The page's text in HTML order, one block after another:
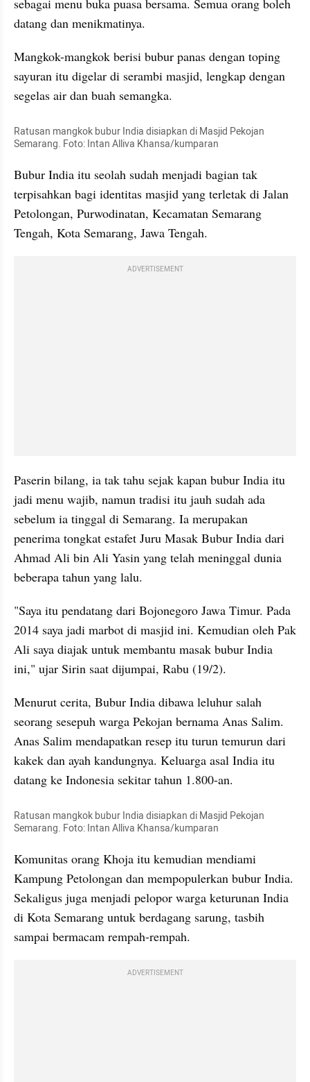
datang dan menikmatinya.
Mangkok-mangkok berisi bubur panas dengan toping
sayuran itu digelar di serambi masjid, lengkap dengan
segelas air dan buah semangka.
Ratusan mangkok bubur India disiapkan di Masjid Pekojan
Semarang. Foto: Intan Alliva Khansa/kumparan
Bubur India itu seolah sudah menjadi bagian tak
terpisahkan bagi identitas masjid yang terletak di Jalan
Petolongan, Purwodinatan, Kecamatan Semarang
Tengah, Kota Semarang, Jawa Tengah.
ADVERTISEMENT
Paserin bilang, ia tak tahu sejak kapan bubur India itu
jadi menu wajib, namun tradisi itu jauh sudah ada
sebelum ia tinggal di Semarang. Ia merupakan
penerima tongkat estafet Juru Masak Bubur India dari
Ahmad Ali bin Ali Yasin yang telah meninggal dunia
beberapa tahun yang lalu.
"Saya itu pendatang dari Bojonegoro Jawa Timur. Pada
2014 saya jadi marbot di masjid ini. Kemudian oleh Pak
Ali saya diajak untuk membantu masak bubur India
ini," ujar Sirin saat dijumpai, Rabu (19/2).
Menurut cerita, Bubur India dibawa leluhur salah
seorang sesepuh warga Pekojan bernama Anas Salim.
Anas Salim mendapatkan resep itu turun temurun dari
kakek dan ayah kandungnya. Keluarga asal India itu
datang ke Indonesia sekitar tahun 1.800-an.
Ratusan mangkok bubur India disiapkan di Masjid Pekojan
Semarang. Foto: Intan Alliva Khansa/kumparan
Komunitas orang Khoja itu kemudian mendiami
Kampung Petolongan dan mempopulerkan bubur India.
Sekaligus juga menjadi pelopor warga keturunan India
di Kota Semarang untuk berdagang sarung, tasbih
sampai bermacam rempah-rempah.
ADVERTISEMENT